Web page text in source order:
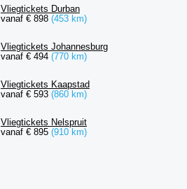
Vliegtickets Durban
vanaf € 898 (453 km)
Vliegtickets Johannesburg
vanaf € 494 (770 km)
Vliegtickets Kaapstad
vanaf € 593 (860 km)
Vliegtickets Nelspruit
vanaf € 895 (910 km)